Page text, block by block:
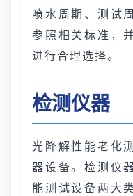
喷水周期、测试
参照相关标准，
进行合理选择。
检测仪器
光降解性能老化
器设备。检测仪
能测试设备两大